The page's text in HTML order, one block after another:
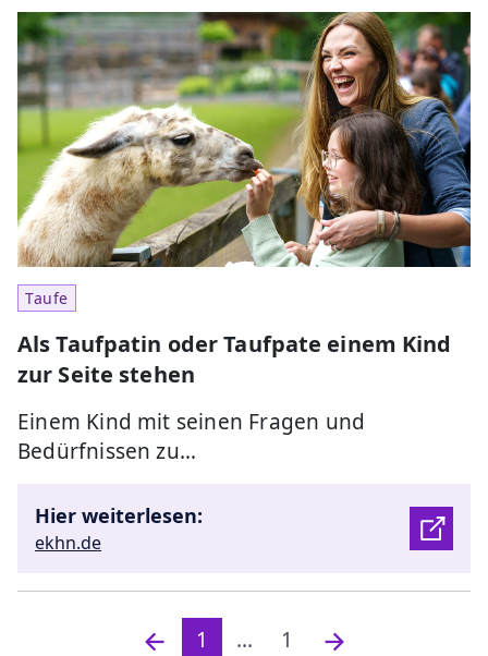
Taufe
Als Taufpatin oder Taufpate einem Kind
zur Seite stehen
Einem Kind mit seinen Fragen und
Bedürfnissen zu…
Hier weiterlesen:
ekhn.de
1 ... 1